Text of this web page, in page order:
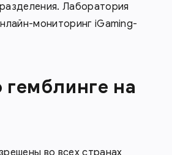
Лаборатория
мониторинг iGaming-
гемблинге на